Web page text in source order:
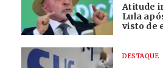
Atitude
Lula
visto de
DESTAQUE